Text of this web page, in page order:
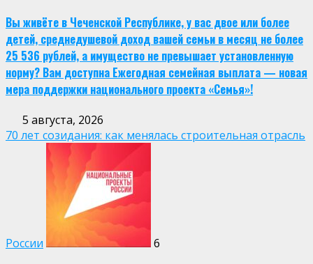
Вы живёте в Чеченской Республике, у вас двое или более
детей, среднедушевой доход вашей семьи в месяц не более
25 536 рублей, а имущество не превышает установленную
норму? Вам доступна Ежегодная семейная выплата — новая
мера поддержки национального проекта «Семья»!
5 августа, 2026
70 лет созидания: как менялась строительная отрасль
России 6